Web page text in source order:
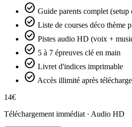
check_circle Guide parents complet (setup
check_circle Liste de courses déco thème
check_circle Pistes audio HD (voix +
check_circle 5 à 7 épreuves clé en main
check_circle Livret d'indices imprimable
check_circle Accès illimité après
14€
Téléchargement immédiat · Audio HD